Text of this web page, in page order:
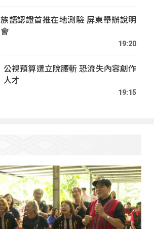
族語認證首推在地測驗 屏東舉辦說明
會
19:20
公視預算遭立院腰斬 恐流失內容創作
人才
19:15